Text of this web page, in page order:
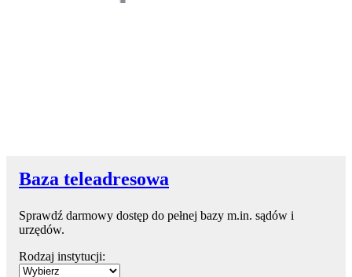
Baza teleadresowa
Sprawdź darmowy dostęp do pełnej bazy m.in. sądów i
urzędów.
Rodzaj instytucji: